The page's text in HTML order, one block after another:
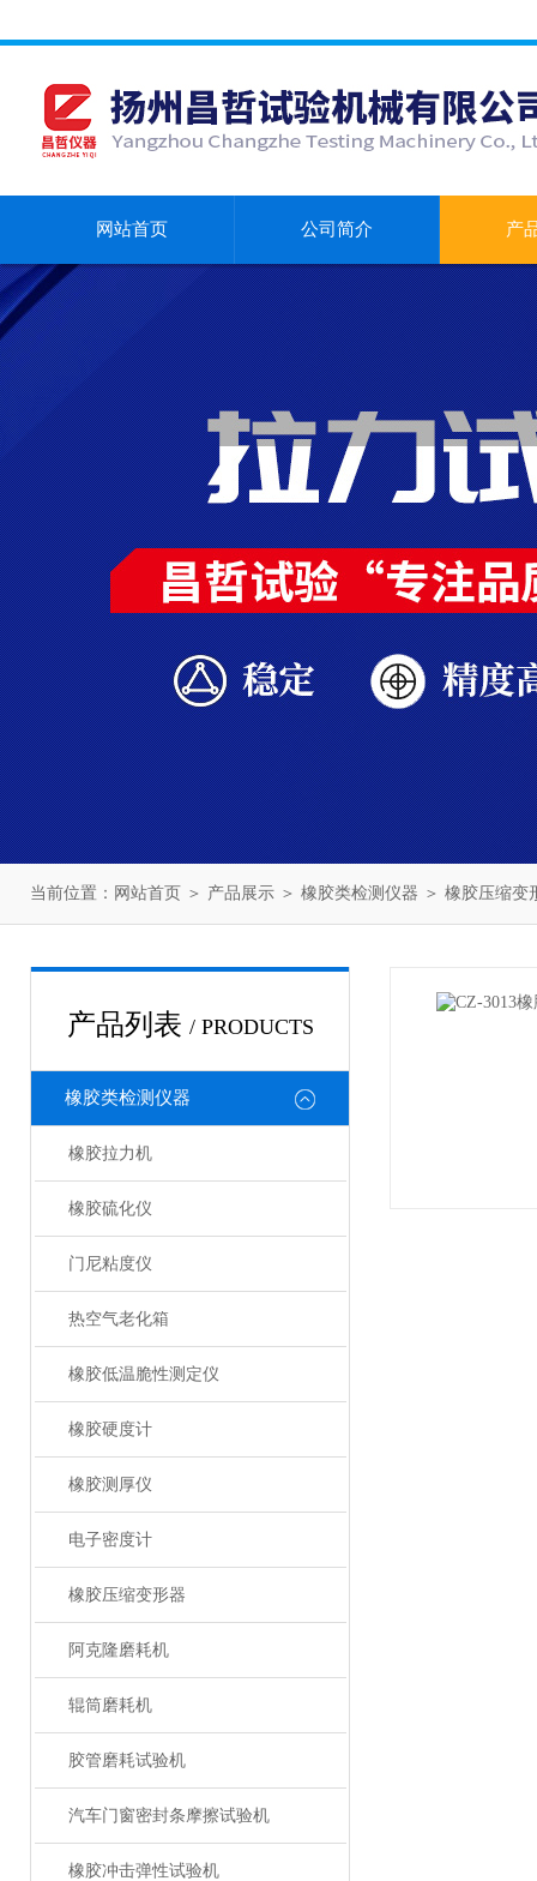
网站首页 公司简介 产
当前位置： 网站首页 ＞ 产品展示 ＞ 橡胶类检测仪器 ＞ 橡胶压缩变
产品列表 / PRODUCTS
橡胶类检测仪器
橡胶拉力机
橡胶硫化仪
门尼粘度仪
热空气老化箱
橡胶低温脆性测定仪
橡胶硬度计
橡胶测厚仪
电子密度计
橡胶压缩变形器
阿克隆磨耗机
辊筒磨耗机
胶管磨耗试验机
汽车门窗密封条摩擦试验机
橡胶冲击弹性试验机